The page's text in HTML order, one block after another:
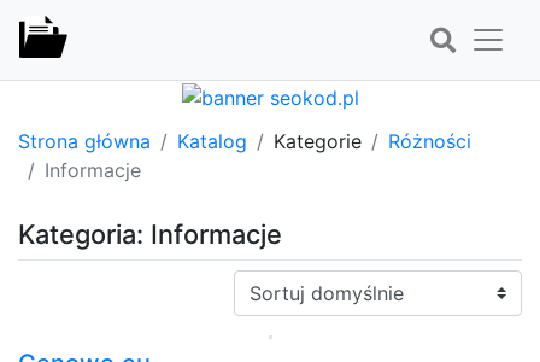
Strona główna Katalog Kategorie
Różności
Informacje
Kategoria: Informacje
Sortuj: